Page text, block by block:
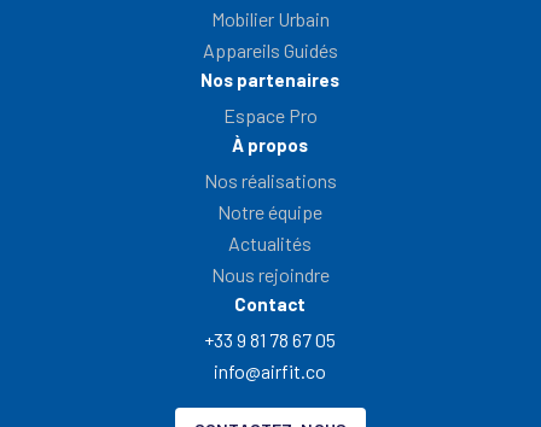
Mobilier Urbain
Appareils Guidés
Nos partenaires
Espace Pro
À propos
Nos réalisations
Notre équipe
Actualités
Nous rejoindre
Contact
+33 9 81 78 67 05
info@airfit.co